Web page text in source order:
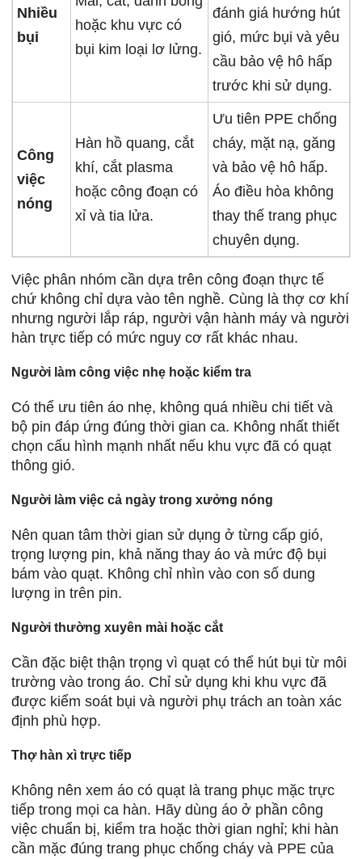
Nhiều
bụi
hoặc khu vực có
bụi kim loại lơ lửng.
đánh giá hướng hút
gió, mức bụi và yêu
cầu bảo vệ hô hấp
trước khi sử dụng.
Công
việc
nóng
Hàn hồ quang, cắt
khí, cắt plasma
hoặc công đoạn có
xỉ và tia lửa.
Ưu tiên PPE chống
cháy, mặt nạ, găng
và bảo vệ hô hấp.
Áo điều hòa không
thay thế trang phục
chuyên dụng.
Việc phân nhóm cần dựa trên công đoạn thực tế
chứ không chỉ dựa vào tên nghề. Cùng là thợ cơ khí
nhưng người lắp ráp, người vận hành máy và người
hàn trực tiếp có mức nguy cơ rất khác nhau.
Người làm công việc nhẹ hoặc kiểm tra
Có thể ưu tiên áo nhẹ, không quá nhiều chi tiết và
bộ pin đáp ứng đúng thời gian ca. Không nhất thiết
chọn cấu hình mạnh nhất nếu khu vực đã có quạt
thông gió.
Người làm việc cả ngày trong xưởng nóng
Nên quan tâm thời gian sử dụng ở từng cấp gió,
trọng lượng pin, khả năng thay áo và mức độ bụi
bám vào quạt. Không chỉ nhìn vào con số dung
lượng in trên pin.
Người thường xuyên mài hoặc cắt
Cần đặc biệt thận trọng vì quạt có thể hút bụi từ môi
trường vào trong áo. Chỉ sử dụng khi khu vực đã
được kiểm soát bụi và người phụ trách an toàn xác
định phù hợp.
Thợ hàn xì trực tiếp
Không nên xem áo có quạt là trang phục mặc trực
tiếp trong mọi ca hàn. Hãy dùng áo ở phần công
việc chuẩn bị, kiểm tra hoặc thời gian nghỉ; khi hàn
cần mặc đúng trang phục chống cháy và PPE của